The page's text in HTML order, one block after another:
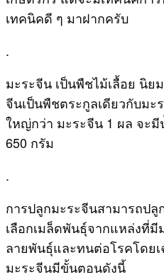
เทคนิคดี ๆ มาฝากครับ
.
มะระจีน เป็นพืชไม้เลื้อย นิย
จีนเป็นพืชตระกูลเดียวกับม
ใหญ่กว่า มะระจีน 1 ผล จะ
650 กรัม
.
การปลูกมะระจีนสามารถป
เลือกเมล็ดพันธุ์จากแหล่งที่มี
ลายพันธุ์และทนต่อโรคโดย
มะระจีนมีขั้นตอนดังนี้